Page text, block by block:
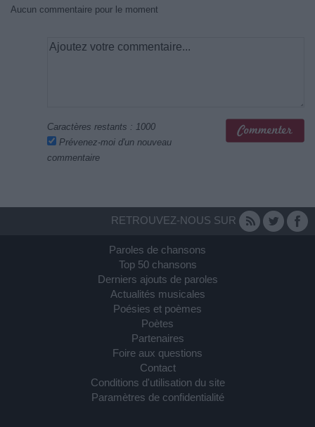
Aucun commentaire pour le moment
Caractères restants : 1000
Prévenez-moi d'un nouveau
commentaire
RETROUVEZ-NOUS SUR
Paroles de chansons
Top 50 chansons
Derniers ajouts de paroles
Actualités musicales
Poésies et poèmes
Poètes
Partenaires
Foire aux questions
Contact
Conditions d'utilisation du site
Paramètres de confidentialité